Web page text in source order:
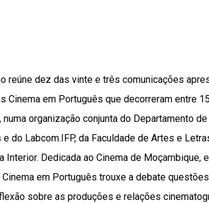
reúne dez das vinte e três comunicações
Cinema em Português que decorreram entre
numa organização conjunta do Departamento de
do Labcom.IFP, da Faculdade de Artes e
Interior. Dedicada ao Cinema de Moçambique,
em Português trouxe a debate
sobre as produções e relações